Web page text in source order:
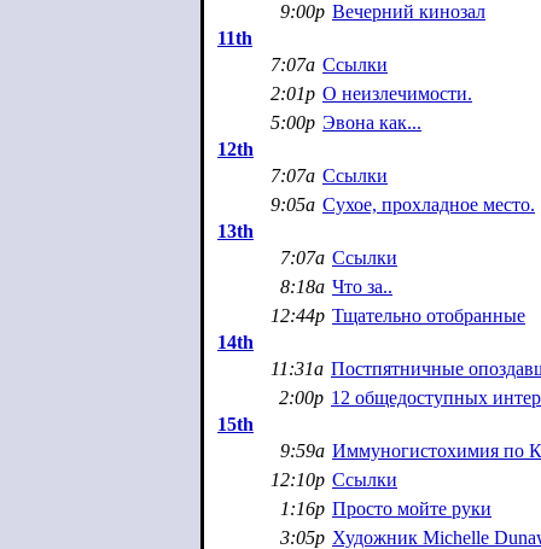
9:00p Вечерний кинозал
11th
7:07a Ссылки
2:01p О неизлечимости.
5:00p Эвона как...
12th
7:07a Ссылки
9:05a Сухое, прохладное место.
13th
7:07a Ссылки
8:18a Что за..
12:44p Тщательно отобранные
14th
11:31a Постпятничные
2:00p 12 общедоступных
15th
9:59a Иммуногистохимия по
12:10p Ссылки
1:16p Просто мойте руки
3:05p Художник Michelle